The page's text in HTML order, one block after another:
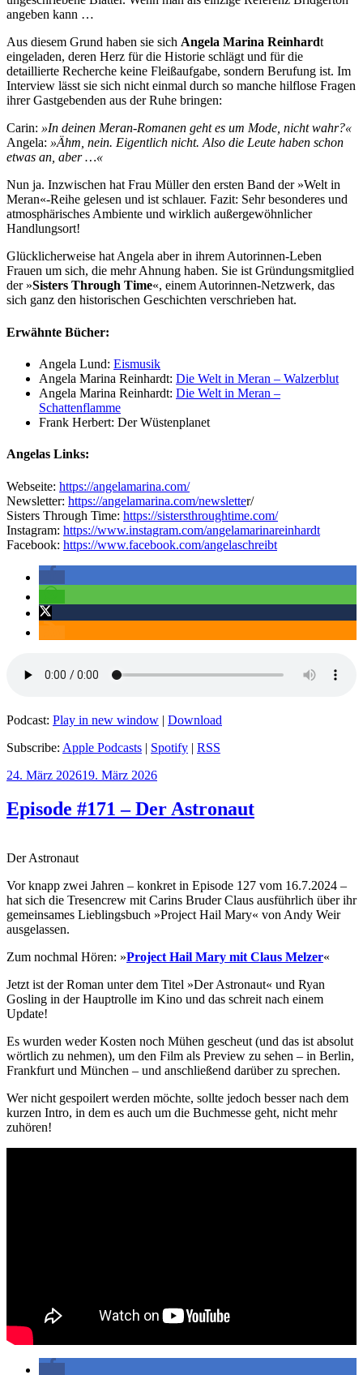
angeben kann …
Aus diesem Grund haben sie sich Angela Marina Reinhardt
eingeladen, deren Herz für die Historie schlägt und für die
detaillierte Recherche keine Fleißaufgabe, sondern Berufung ist. Im
Interview lässt sie sich nicht einmal durch so manche hilflose Fragen
ihrer Gastgebenden aus der Ruhe bringen:
Carin: »In deinen Meran-Romanen geht es um Mode, nicht wahr?«
Angela: »Ähm, nein. Eigentlich nicht. Also die Leute haben schon
etwas an, aber …«
Nun ja. Inzwischen hat Frau Müller den ersten Band der »Welt in
Meran«-Reihe gelesen und ist schlauer. Fazit: Sehr besonderes und
atmosphärisches Ambiente und wirklich außergewöhnlicher
Handlungsort!
Glücklicherweise hat Angela aber in ihrem Autorinnen-Leben
Frauen um sich, die mehr Ahnung haben. Sie ist Gründungsmitglied
der »Sisters Through Time«, einem Autorinnen-Netzwerk, das
sich ganz den historischen Geschichten verschrieben hat.
Erwähnte Bücher:
Angela Lund: Eismusik
Angela Marina Reinhardt: Die Welt in Meran – Walzerblut
Angela Marina Reinhardt: Die Welt in Meran –
Schattenflamme
Frank Herbert: Der Wüstenplanet
Angelas Links:
Webseite: https://angelamarina.com/
Newsletter: https://angelamarina.com/newsletter/
Sisters Through Time: https://sistersthroughtime.com/
Instagram: https://www.instagram.com/angelamarinareinhardt
Facebook: https://www.facebook.com/angelaschreibt
Podcast: Play in new window | Download
Subscribe: Apple Podcasts | Spotify | RSS
Veröffentlicht
24. März 202619. März 2026
Episode #171 – Der Astronaut
Der Astronaut
Vor knapp zwei Jahren – konkret in Episode 127 vom 16.7.2024 –
hat sich die Tresencrew mit Carins Bruder Claus ausführlich über ihr
gemeinsames Lieblingsbuch »Project Hail Mary« von Andy Weir
ausgelassen.
Zum nochmal Hören: »Project Hail Mary mit Claus Melzer«
Jetzt ist der Roman unter dem Titel »Der Astronaut« und Ryan
Gosling in der Hauptrolle im Kino und das schreit nach einem
Update!
Es wurden weder Kosten noch Mühen gescheut (und das ist absolut
wörtlich zu nehmen), um den Film als Preview zu sehen – in Berlin,
Frankfurt und München – und anschließend darüber zu sprechen.
Wer nicht gespoilert werden möchte, sollte jedoch besser nach dem
kurzen Intro, in dem es auch um die Buchmesse geht, nicht mehr
zuhören!